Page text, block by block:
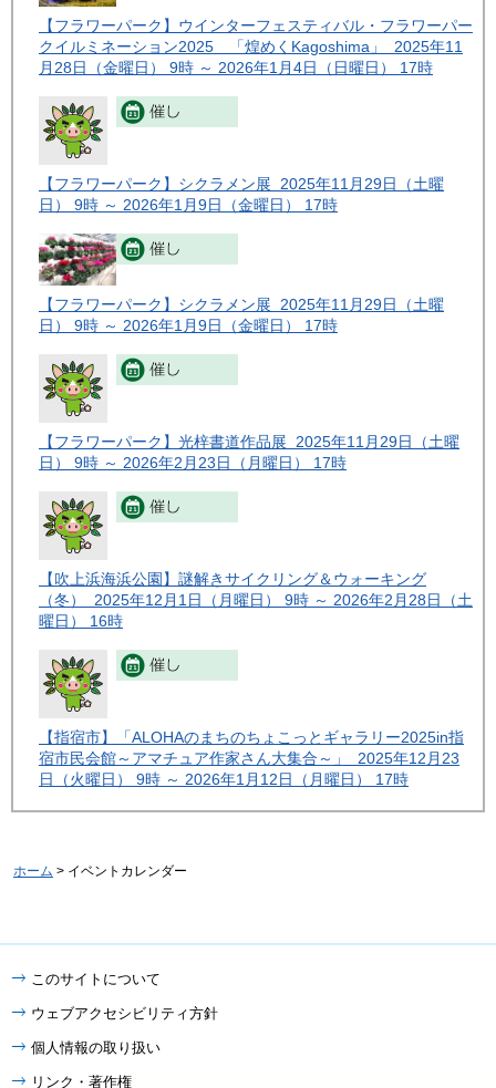
【フラワーパーク】ウインターフェスティバル・フラワーパー
クイルミネーション2025 「煌めくKagoshima」 2025年11
月28日（金曜日） 9時 ～ 2026年1月4日（日曜日） 17時
【フラワーパーク】シクラメン展 2025年11月29日（土曜
日） 9時 ～ 2026年1月9日（金曜日） 17時
【フラワーパーク】シクラメン展 2025年11月29日（土曜
日） 9時 ～ 2026年1月9日（金曜日） 17時
【フラワーパーク】光梓書道作品展 2025年11月29日（土曜
日） 9時 ～ 2026年2月23日（月曜日） 17時
【吹上浜海浜公園】謎解きサイクリング＆ウォーキング
（冬） 2025年12月1日（月曜日） 9時 ～ 2026年2月28日（土
曜日） 16時
【指宿市】「ALOHAのまちのちょこっとギャラリー2025in指
宿市民会館～アマチュア作家さん大集合～」 2025年12月23
日（火曜日） 9時 ～ 2026年1月12日（月曜日） 17時
ホーム > イベントカレンダー
このサイトについて
ウェブアクセシビリティ方針
個人情報の取り扱い
リンク・著作権